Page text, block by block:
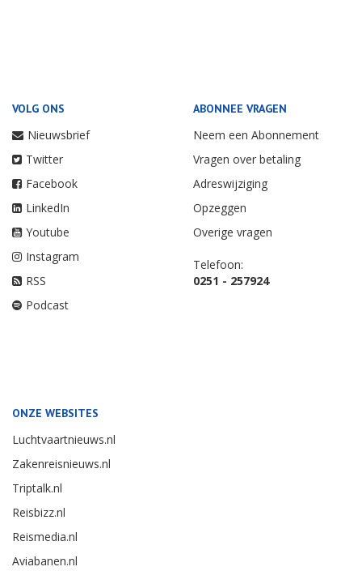
VOLG ONS
Nieuwsbrief
Twitter
Facebook
LinkedIn
Youtube
Instagram
RSS
Podcast
ABONNEE VRAGEN
Neem een Abonnement
Vragen over betaling
Adreswijziging
Opzeggen
Overige vragen
Telefoon:
0251 - 257924
ONZE WEBSITES
Luchtvaartnieuws.nl
Zakenreisnieuws.nl
Triptalk.nl
Reisbizz.nl
Reismedia.nl
Aviabanen.nl